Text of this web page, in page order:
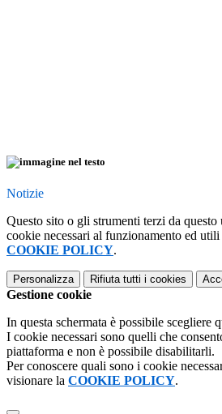
Notizie
Questo sito o gli strumenti terzi da
cookie necessari al funzionamento ed
COOKIE POLICY.
Personalizza Rifiuta tutti i cookies
Gestione cookie
In questa schermata è possibile scegliere
I cookie necessari sono quelli che
piattaforma e non è possibile disabilitarli.
Per conoscere quali sono i cookie
visionare la COOKIE POLICY.